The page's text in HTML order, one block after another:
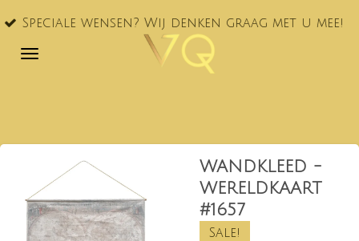
Ga
naar
wensen? Wij denken graag met u mee!
WANDKLEED -
WERELDKAART
#1657
Sale!